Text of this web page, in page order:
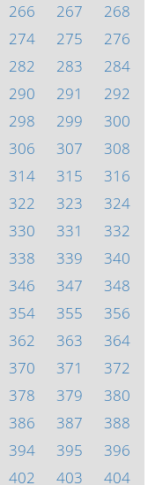
266 267
268
274 275
276
282 283
284
290 291
292
298 299
300
306 307
308
314 315
316
322 323
324
330 331
332
338 339
340
346 347
348
354 355
356
362 363
364
370 371
372
378 379
380
386 387
388
394 395
396
402 403 404